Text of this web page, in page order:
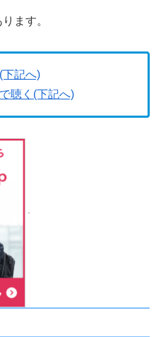
ます。
記へ)
聴く(下記へ)